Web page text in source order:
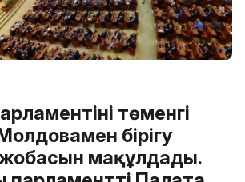
төменгі
бірігу
жобасын мақұлдады.